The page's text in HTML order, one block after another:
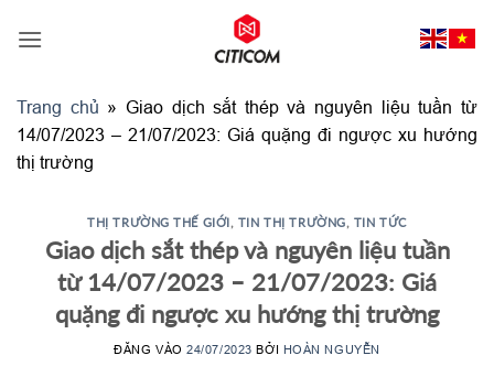
qua
Trang chủ » Giao dịch sắt thép và nguyên liệu tuần từ
14/07/2023 – 21/07/2023: Giá quặng đi ngược xu hướng
thị trường
THỊ TRƯỜNG THẾ GIỚI, TIN THỊ TRƯỜNG, TIN TỨC
Giao dịch sắt thép và nguyên liệu tuần
từ 14/07/2023 – 21/07/2023: Giá
quặng đi ngược xu hướng thị trường
ĐĂNG VÀO24/07/2023 BỞI HOÀN NGUYỄN